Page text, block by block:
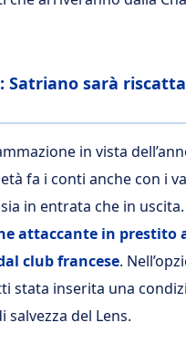
Satriano sarà
in vista
fa i conti anche con i
in entrata che in uscita.
attaccante in prestito
club francese.
stata inserita una
del Lens.